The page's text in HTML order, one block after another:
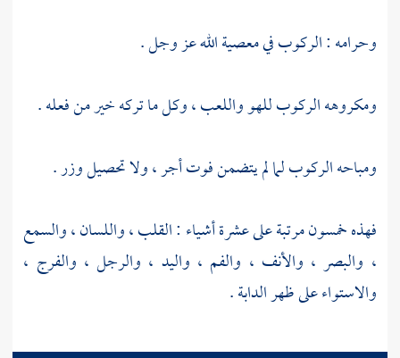
وحرامه : الركوب في معصية الله عز وجل .
ومكروهه الركوب للهو واللعب ، وكل ما تركه خير من فعله .
ومباحه الركوب لما لم يتضمن فوت أجر ، ولا تحصيل وزر .
فهذه خمسون مرتبة على عشرة أشياء : القلب ، واللسان ، والسمع
، والبصر ، والأنف ، والفم ، واليد ، والرجل ، والفرج ،
والاستواء على ظهر الدابة .